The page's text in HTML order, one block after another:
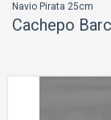
Navio Pirata 25cm
Cachepo